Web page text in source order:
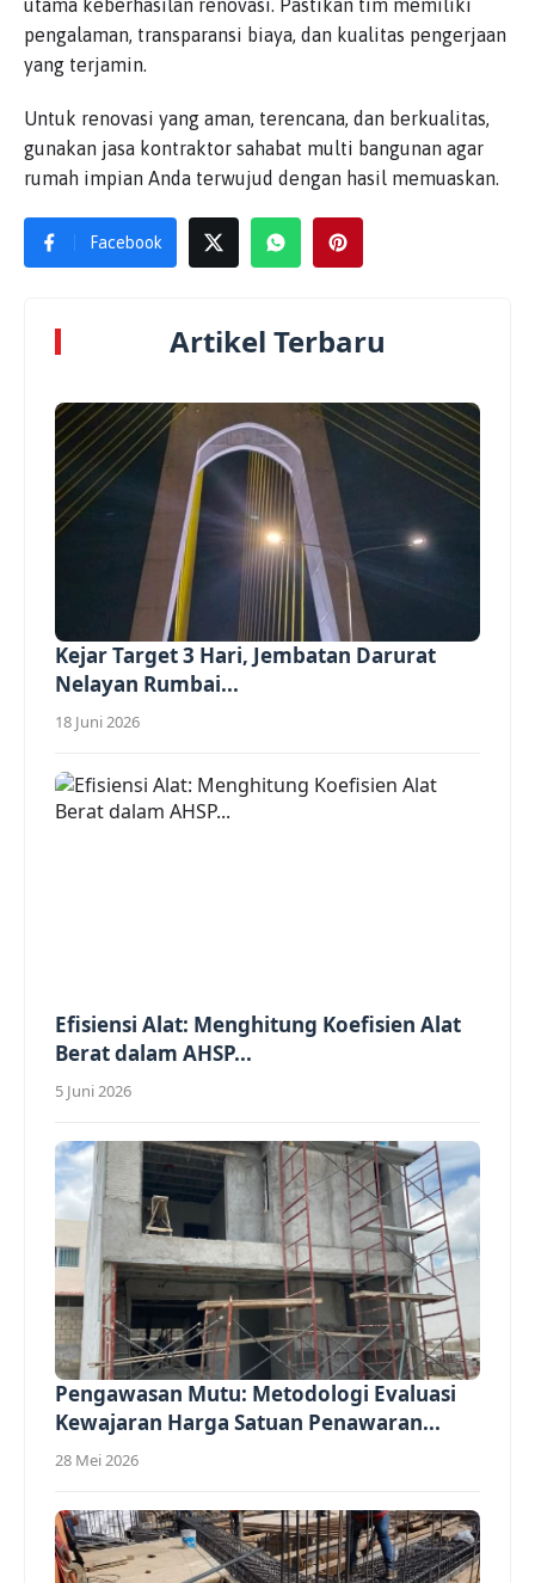
utama keberhasilan renovasi. Pastikan tim memiliki
pengalaman, transparansi biaya, dan kualitas pengerjaan
yang terjamin.
Untuk renovasi yang aman, terencana, dan berkualitas,
gunakan jasa kontraktor sahabat multi bangunan agar
rumah impian Anda terwujud dengan hasil memuaskan.
Facebook
Artikel Terbaru
Kejar Target 3 Hari, Jembatan Darurat
Nelayan Rumbai...
18 Juni 2026
Efisiensi Alat: Menghitung Koefisien Alat
Berat dalam AHSP...
5 Juni 2026
Pengawasan Mutu: Metodologi Evaluasi
Kewajaran Harga Satuan Penawaran...
28 Mei 2026